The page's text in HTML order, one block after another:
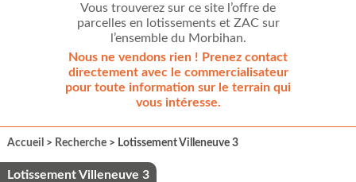
Vous trouverez sur ce site l’offre de
parcelles en lotissements et ZAC sur
l’ensemble du Morbihan.
Nous ne vendons rien ! Prenez contact
directement avec le commercialisateur
pour toute information sur le terrain qui
vous intéresse.
Accueil > Recherche> Lotissement Villeneuve 3
Lotissement Villeneuve 3